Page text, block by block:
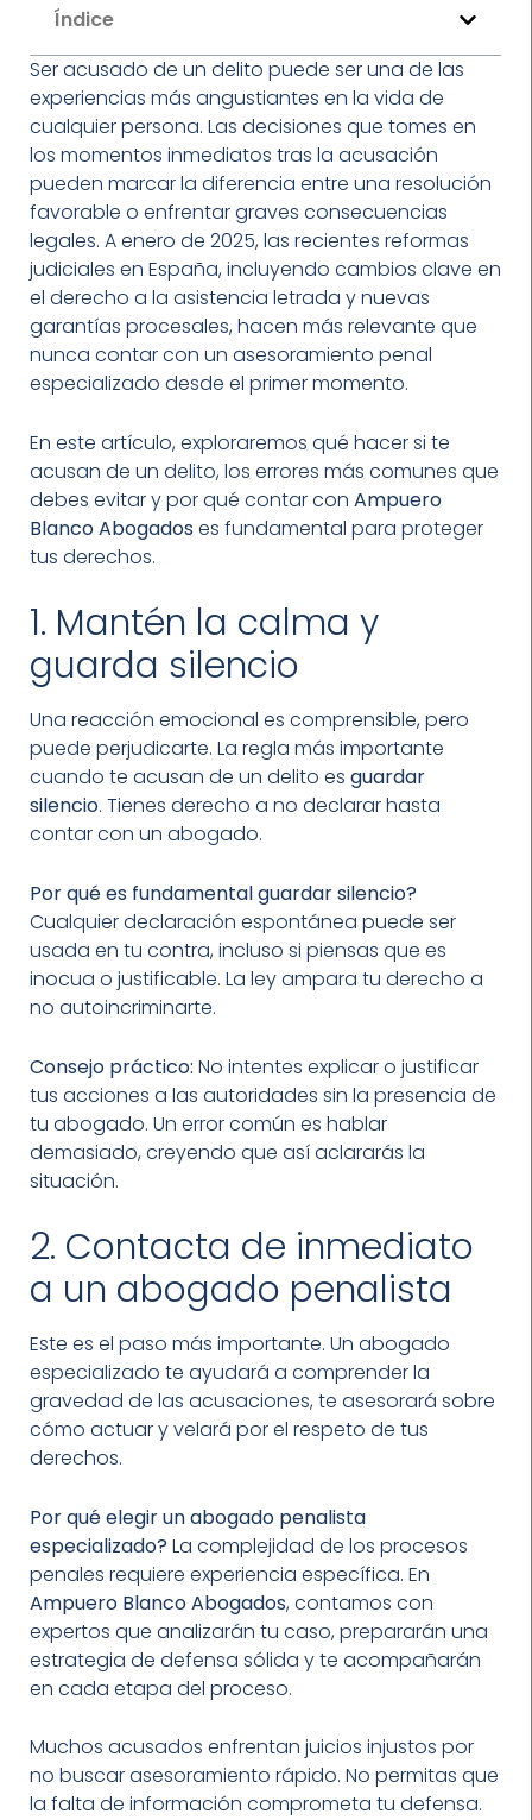
Índice
Ser acusado de un delito puede ser una de las
experiencias más angustiantes en la vida de
cualquier persona. Las decisiones que tomes en
los momentos inmediatos tras la acusación
pueden marcar la diferencia entre una resolución
favorable o enfrentar graves consecuencias
legales. A enero de 2025, las recientes reformas
judiciales en España, incluyendo cambios clave en
el derecho a la asistencia letrada y nuevas
garantías procesales, hacen más relevante que
nunca contar con un asesoramiento penal
especializado desde el primer momento.
En este artículo, exploraremos qué hacer si te
acusan de un delito, los errores más comunes que
debes evitar y por qué contar con Ampuero
Blanco Abogadoses fundamental para proteger
tus derechos.
1. Mantén la calma y
guarda silencio
Una reacción emocional es comprensible, pero
puede perjudicarte. La regla más importante
cuando te acusan de un delito es guardar
silencio. Tienes derecho a no declarar hasta
contar con un abogado.
Por qué es fundamental guardar silencio?
Cualquier declaración espontánea puede ser
usada en tu contra, incluso si piensas que es
inocua o justificable. La ley ampara tu derecho a
no autoincriminarte.
Consejo práctico: No intentes explicar o justificar
tus acciones a las autoridades sin la presencia de
tu abogado. Un error común es hablar
demasiado, creyendo que así aclararás la
situación.
2. Contacta de inmediato
a un abogado penalista
Este es el paso más importante. Un abogado
especializado te ayudará a comprender la
gravedad de las acusaciones, te asesorará sobre
cómo actuar y velará por el respeto de tus
derechos.
Por qué elegir un abogado penalista
especializado? La complejidad de los procesos
penales requiere experiencia específica. En
Ampuero Blanco Abogados, contamos con
expertos que analizarán tu caso, prepararán una
estrategia de defensa sólida y te acompañarán
en cada etapa del proceso.
Muchos acusados enfrentan juicios injustos por
no buscar asesoramiento rápido. No permitas que
la falta de información comprometa tu defensa.